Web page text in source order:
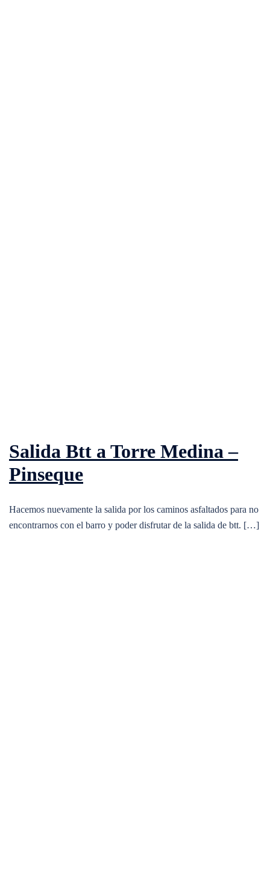
Salida Btt a Torre Medina –
Pinseque
Hacemos nuevamente la salida por los caminos asfaltados para no
encontrarnos con el barro y poder disfrutar de la salida de btt. […]